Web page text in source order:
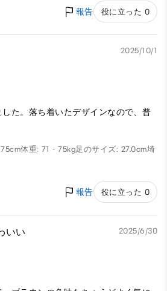
報告 役に立った 0
2025/10/1
た。落ち着いたデザインなので、普
体重: 71 - 75kg足のサイズ: 27.0cm埼
報告 役に立った 0
いい 2025/6/30